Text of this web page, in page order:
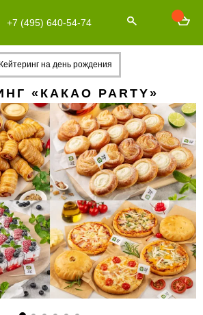
+7 (495) 640-54-74
на день рождения
«КАКАО PARTY»